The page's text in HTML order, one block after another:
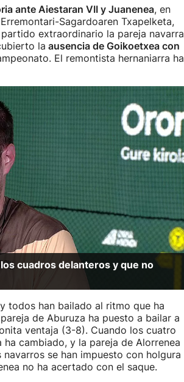
ante Aiestaran VII y Juanenea, en
Sagardoaren Txapelketa,
extraordinario la pareja navarra
la ausencia de Goikoetxea con
El remontista hernaniarra ha
cuadros delanteros y que no
todos han bailado al ritmo que ha
de Aburuza ha puesto a bailar a
ventaja (3-8). Cuando los cuatro
cambiado, y la pareja de Alorrenea
se han impuesto con holgura
no ha acertado con el saque.